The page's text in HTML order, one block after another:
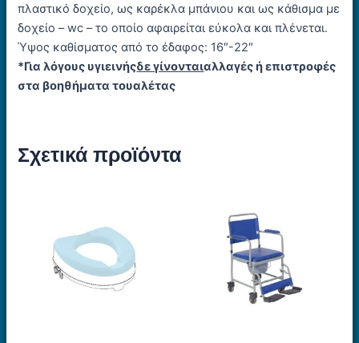
πλαστικό δοχείο, ως καρέκλα μπάνιου και ως κάθισμα με
δοχείο – wc – το οποίο αφαιρείται εύκολα και πλένεται.
Ύψος καθίσματος από το έδαφος: 16″-22″
*Για λόγους υγιεινήςδε γίνονταιαλλαγές ή επιστροφές
στα βοηθήματα τουαλέτας
Σχετικά προϊόντα